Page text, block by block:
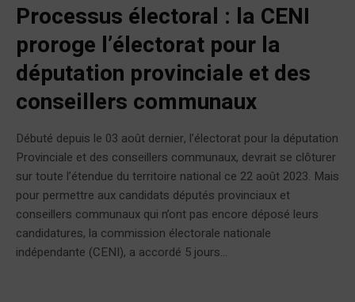
Processus électoral : la CENI
proroge l’électorat pour la
députation provinciale et des
conseillers communaux
Débuté depuis le 03 août dernier, l’électorat pour la députation
Provinciale et des conseillers communaux, devrait se clôturer
sur toute l’étendue du territoire national ce 22 août 2023. Mais
pour permettre aux candidats députés provinciaux et
conseillers communaux qui n’ont pas encore déposé leurs
candidatures, la commission électorale nationale
indépendante (CENI), a accordé 5 jours...